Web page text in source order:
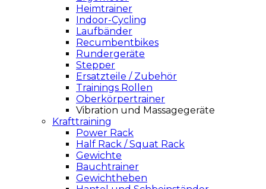
Heimtrainer
Indoor-Cycling
Laufbänder
Recumbentbikes
Rundergeräte
Stepper
Ersatzteile / Zubehör
Trainings Rollen
Oberkörpertrainer
Vibration und Massagegeräte
Krafttraining
Power Rack
Half Rack / Squat Rack
Gewichte
Bauchtrainer
Gewichtheben